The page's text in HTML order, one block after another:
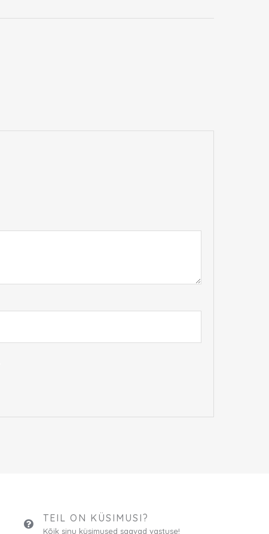
TEIL ON KÜSIMUSI?
Kõik sinu küsimused saavad vastuse!